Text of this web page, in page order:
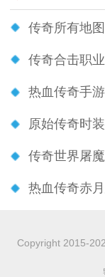
传奇所有地
传奇合击职
热血传奇手
原始传奇时
传奇世界屠
热血传奇赤
Copyright 2015-